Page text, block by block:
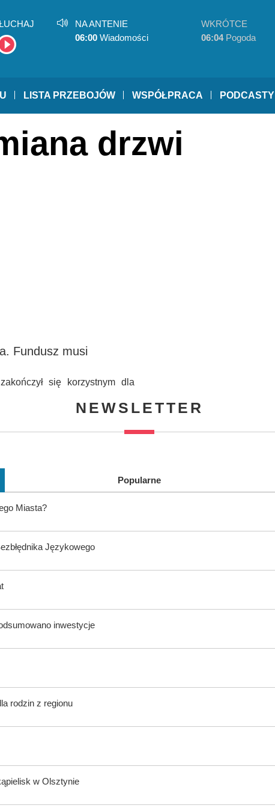
NA ANTENIE
06:00 Wiadomości
WKRÓTCE
06:04Pogoda
LISTA PRZEBOJÓW WSPÓŁPRACA PODCASTY
drzwi
Fundusz musi
się korzystnym dla
NEWSLETTER
Popularne
Miasta?
Językowego
inwestycje
rodzin z regionu
w Olsztynie